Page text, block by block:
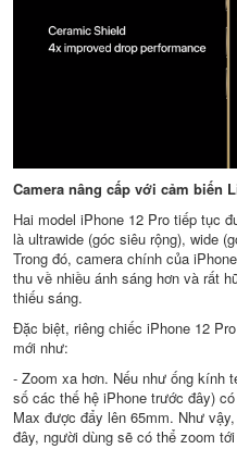
Camera nâng cấp với cảm biến
Hai model iPhone 12 Pro tiếp tục
là ultrawide (góc siêu rộng), wide
Trong đó, camera chính của
thu về nhiều ánh sáng hơn và rất
thiếu sáng.
Đặc biệt, riêng chiếc iPhone 12
mới như:
- Zoom xa hơn. Nếu như ống kính
số các thế hệ iPhone trước đây)
Max được đẩy lên 65mm. Như
đây, người dùng sẽ có thể zoom